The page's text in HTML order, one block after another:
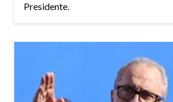
Presidente.